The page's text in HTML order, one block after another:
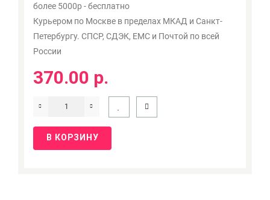
более 5000р - бесплатно
Курьером по Москве в пределах МКАД и Санкт-
Петербургу. СПСР, СДЭК, ЕМС и Почтой по всей
России
370.00 р.
В КОРЗИНУ